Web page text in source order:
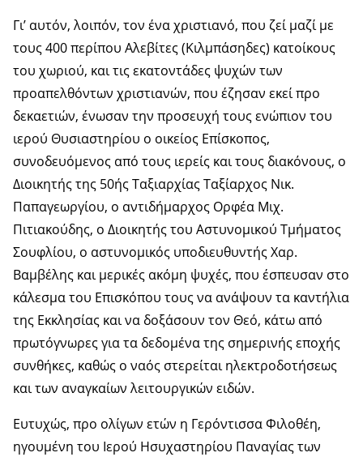
Γι’ αυτόν, λοιπόν, τον ένα χριστιανό, που ζεί μαζί με
τους 400 περίπου Αλεβίτες (Κιλμπάσηδες) κατοίκους
του χωριού, και τις εκατοντάδες ψυχών των
προαπελθόντων χριστιανών, που έζησαν εκεί προ
δεκαετιών, ένωσαν την προσευχή τους ενώπιον του
ιερού Θυσιαστηρίου ο οικείος Επίσκοπος,
συνοδευόμενος από τους ιερείς και τους διακόνους, ο
Διοικητής της 50ής Ταξιαρχίας Ταξίαρχος Νικ.
Παπαγεωργίου, ο αντιδήμαρχος Ορφέα Μιχ.
Πιτιακούδης, ο Διοικητής του Αστυνομικού Τμήματος
Σουφλίου, ο αστυνομικός υποδιευθυντής Χαρ.
Βαμβέλης και μερικές ακόμη ψυχές, που έσπευσαν στο
κάλεσμα του Επισκόπου τους να ανάψουν τα καντήλια
της Εκκλησίας και να δοξάσουν τον Θεό, κάτω από
πρωτόγνωρες για τα δεδομένα της σημερινής εποχής
συνθήκες, καθώς ο ναός στερείται ηλεκτροδοτήσεως
και των αναγκαίων λειτουργικών ειδών.
Ευτυχώς, προ ολίγων ετών η Γερόντισσα Φιλοθέη,
ηγουμένη του Ιερού Ησυχαστηρίου Παναγίας των